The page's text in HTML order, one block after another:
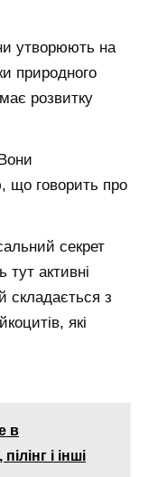
утворюють на
природного
розвитку
що говорить про
секрет
тут активні
складається з
які
в
і інші